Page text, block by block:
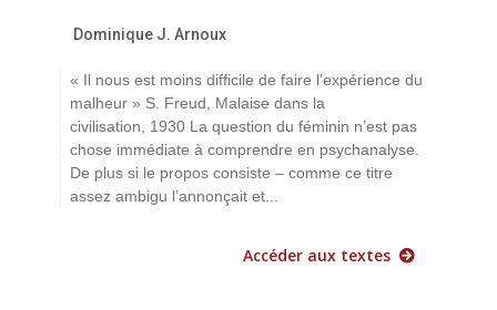
Dominique J. Arnoux
« Il nous est moins difficile de faire l’expérience du
malheur » S. Freud, Malaise dans la
civilisation, 1930 La question du féminin n’est pas
chose immédiate à comprendre en psychanalyse.
De plus si le propos consiste – comme ce titre
assez ambigu l’annonçait et...
Accéder aux textes